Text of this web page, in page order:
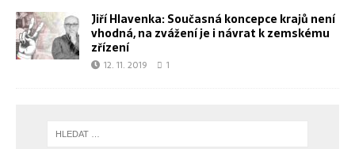
Jiří Hlavenka: Současná koncepce krajů není
vhodná, na zvážení je i návrat k zemskému
zřízení
12. 11. 2019 1